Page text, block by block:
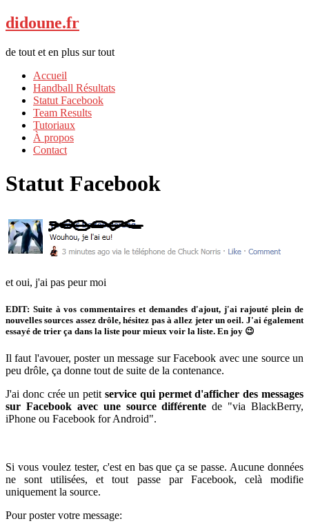
didoune.fr
de tout et en plus sur tout
Accueil
Handball Résultats
Statut Facebook
Team Results
Tutoriaux
À propos
Contact
Statut Facebook
et oui, j'ai pas peur moi
EDIT: Suite à vos commentaires et demandes d'ajout, j'ai rajouté plein de
nouvelles sources assez drôle, hésitez pas à allez jeter un oeil. J'ai également
essayé de trier ça dans la liste pour mieux voir la liste. En joy 😉
Il faut l'avouer, poster un message sur Facebook avec une source un
peu drôle, ça donne tout de suite de la contenance.
J'ai donc crée un petit service qui permet d'afficher des messages
sur Facebook avec une source différente de "via BlackBerry,
iPhone ou Facebook for Android".
Si vous voulez tester, c'est en bas que ça se passe. Aucune données
ne sont utilisées, et tout passe par Facebook, celà modifie
uniquement la source.
Pour poster votre message: